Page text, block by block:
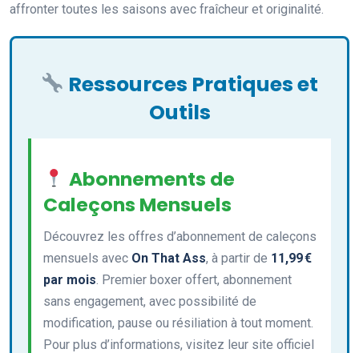
affronter toutes les saisons avec fraîcheur et originalité.
Ressources Pratiques et
Outils
Abonnements de
Caleçons Mensuels
Découvrez les offres d’abonnement de caleçons
mensuels avec On That Ass, à partir de 11,99 €
par mois . Premier boxer offert, abonnement
sans engagement, avec possibilité de
modification, pause ou résiliation à tout moment.
Pour plus d’informations, visitez leur site officiel